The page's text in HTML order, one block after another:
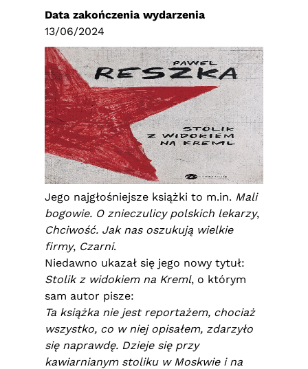
Jego najgłośniejsze książki to m.in. Mali
bogowie. O znieczulicy polskich lekarzy,
Chciwość. Jak nas oszukują wielkie
firmy, Czarni.
Niedawno ukazał się jego nowy tytuł:
Stolik z widokiem na Kreml, o którym
sam autor pisze:
Ta książka nie jest reportażem, chociaż
wszystko, co w niej opisałem, zdarzyło
się naprawdę. Dzieje się przy
kawiarnianym stoliku w Moskwie i na
Data zakończenia wydarzenia
13/06/2024